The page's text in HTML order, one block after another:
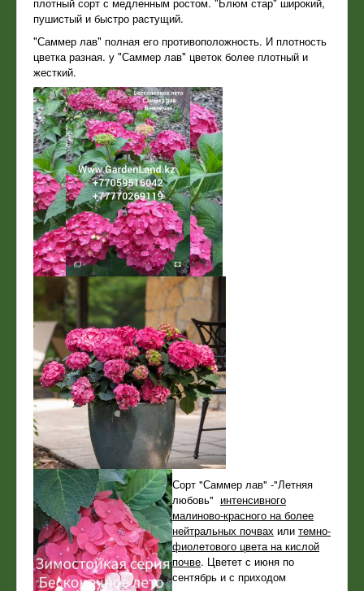
пушистый и быстро растущий.
"Саммер лав" полная его противоположность. И плотность
цветка разная. у "Саммер лав" цветок более плотный и
жесткий.
Сорт "Саммер лав" -"Летняя
любовь" интенсивного
малиново-красного на более
нейтральных почвах или темно-
фиолетового цвета на кислой
почве. Цветет с июня по
сентябрь и с приходом